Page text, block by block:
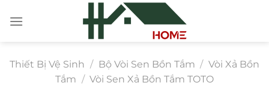
đến
Thiết Bị Vệ Sinh / Bộ Vòi Sen Bồn Tắm / Vòi Xả Bồn
Tắm / Vòi Sen Xả Bồn Tắm TOTO